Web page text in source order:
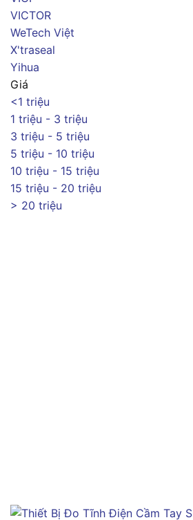
VICTOR
WeTech Việt
X'traseal
Yihua
Giá
<1 triệu
1 triệu - 3 triệu
3 triệu - 5 triệu
5 triệu - 10 triệu
10 triệu - 15 triệu
15 triệu - 20 triệu
> 20 triệu